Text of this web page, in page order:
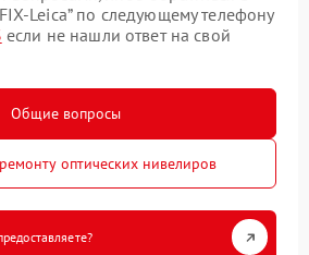
Leica” по следующему телефону
если не нашли ответ на свой
Общие вопросы
оптических нивелиров